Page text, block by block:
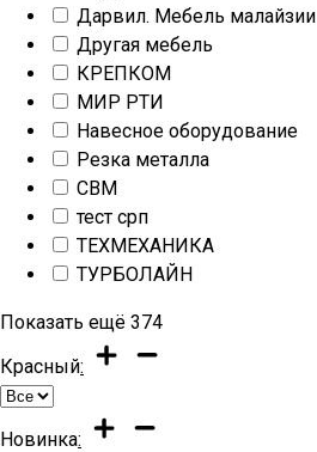
Дарвил. Мебель малайзии
Другая мебель
КРЕПКОМ
МИР РТИ
Навесное оборудование
Резка металла
СВМ
тест срп
ТЕХМЕХАНИКА
ТУРБОЛАЙН
Показать ещё 374
Красный:
Новинка: